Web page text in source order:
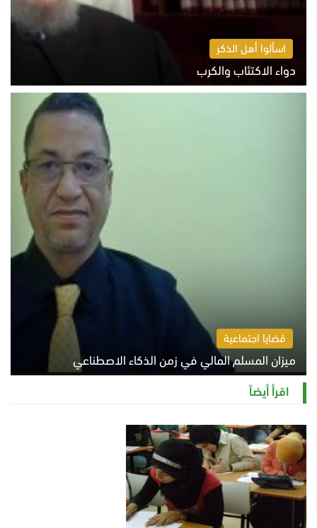
اسألوا أهل الذكر
دواء الاكتئاب والكرب
السبت 8 أغسطس 2026 10:54 ص
قضايا اجتماعية
ميزان المسلم المالي في زمن الذكاء الاصطناعي
السبت 8 أغسطس 2026 11:21 ص
اقرأ أيضاً